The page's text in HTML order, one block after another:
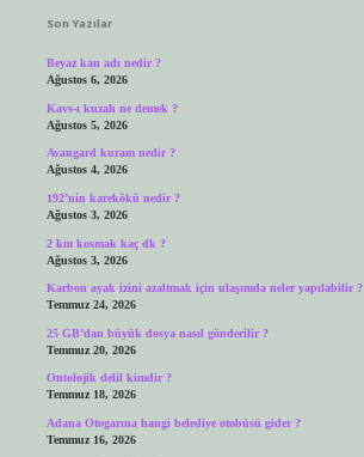
Son Yazılar
Beyaz kan adı nedir ?
Ağustos 6, 2026
Kavs-ı kuzah ne demek ?
Ağustos 5, 2026
Avangard kuram nedir ?
Ağustos 4, 2026
192’nin karekökü nedir ?
Ağustos 3, 2026
2 km kosmak kaç dk ?
Ağustos 3, 2026
Karbon ayak izini azaltmak için ulaşımda neler yapılabilir ?
Temmuz 24, 2026
25 GB’dan büyük dosya nasıl gönderilir ?
Temmuz 20, 2026
Ontolojik delil kimdir ?
Temmuz 18, 2026
Adana Otogarına hangi belediye otobüsü gider ?
Temmuz 16, 2026